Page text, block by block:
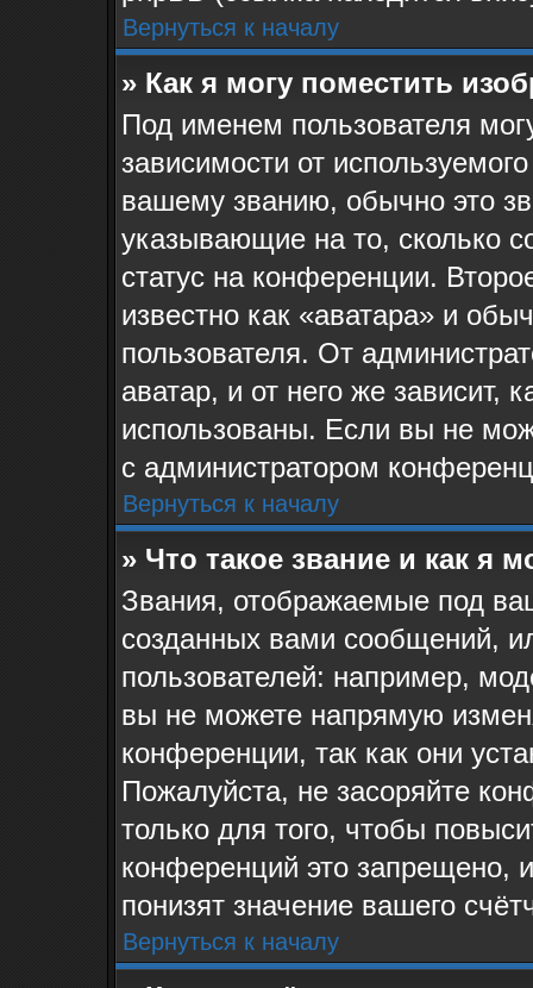
Вернуться к началу
» Как я могу поместить
Под именем пользователя
зависимости от
вашему званию, обычно это
указывающие на то, сколько
статус на конференции.
известно как «аватара» и
пользователя. От
аватар, и от него же зависит,
использованы. Если вы не
с администратором
Вернуться к началу
» Что такое звание и как я
Звания, отображаемые под
созданных вами сообщений,
пользователей: например,
вы не можете напрямую
конференции, так как они
Пожалуйста, не засоряйте
только для того, чтобы
конференций это запрещено,
понизят значение вашего
Вернуться к началу